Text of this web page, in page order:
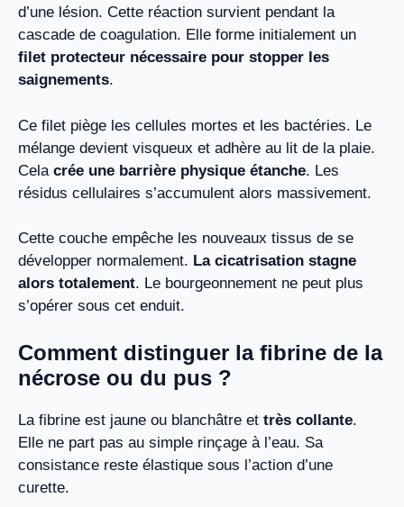
d’une lésion. Cette réaction survient pendant la
cascade de coagulation. Elle forme initialement un
filet protecteur nécessaire pour stopper les
saignements.
Ce filet piège les cellules mortes et les bactéries. Le
mélange devient visqueux et adhère au lit de la plaie.
Cela crée une barrière physique étanche. Les
résidus cellulaires s’accumulent alors massivement.
Cette couche empêche les nouveaux tissus de se
développer normalement. La cicatrisation stagne
alors totalement. Le bourgeonnement ne peut plus
s’opérer sous cet enduit.
Comment distinguer la fibrine de la
nécrose ou du pus ?
La fibrine est jaune ou blanchâtre et très collante.
Elle ne part pas au simple rinçage à l’eau. Sa
consistance reste élastique sous l’action d’une
curette.